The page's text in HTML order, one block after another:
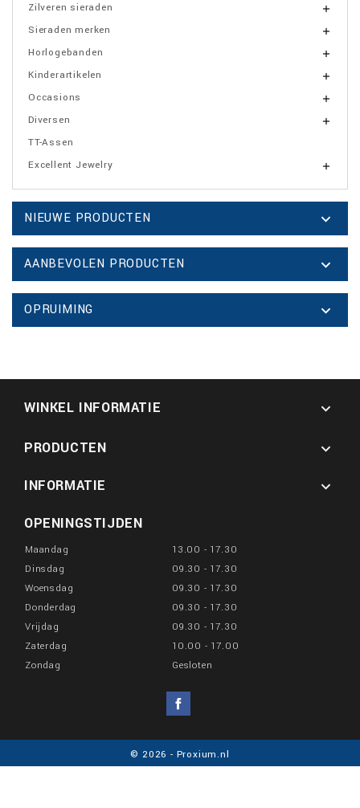
Zilveren sieraden 
Sieraden merken 
Horlogebanden 
Kinderartikelen 
Occasions 
Diversen 
TT-Assen
Excellent Jewelry

NIEUWE PRODUCTEN 
AANBEVOLEN PRODUCTEN 
OPRUIMING 
WINKEL INFORMATIE 
PRODUCTEN

INFORMATIE

OPENINGSTIJDEN
Maandag
13.00 - 17.30
Dinsdag
09.30 - 17.30
Woensdag
09.30 - 17.30
Donderdag
09.30 - 17.30
Vrijdag
09.30 - 17.30
Zaterdag
10.00 - 17.00
Zondag
Gesloten
© 2026 - Proxium.nl